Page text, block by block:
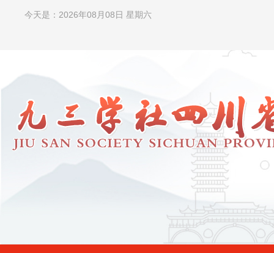
今天是：2026年08月08日 星期六